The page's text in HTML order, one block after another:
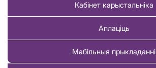
Кабінет карыстальніка
Аплаціць
Мабільныя прыкладанні